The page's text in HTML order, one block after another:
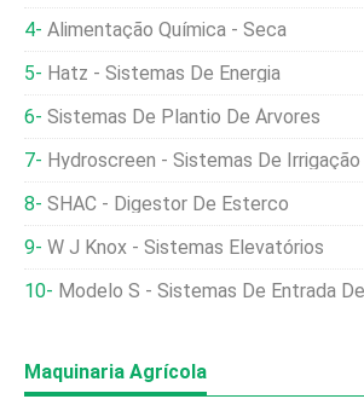
Alimentação Química - Seca
Hatz - Sistemas De Energia
Sistemas De Plantio De Árvores
Hydroscreen - Sistemas De Irrigação
SHAC - Digestor De Esterco
W J Knox - Sistemas Elevatórios
Modelo S - Sistemas De Entrada De
Maquinaria Agrícola